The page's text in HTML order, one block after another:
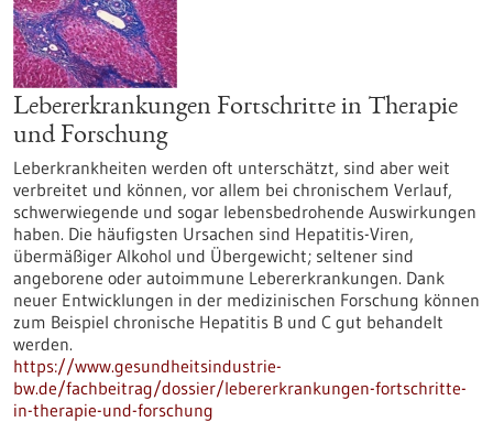
Lebererkrankungen Fortschritte in Therapie
und Forschung
Leberkrankheiten werden oft unterschätzt, sind aber weit
verbreitet und können, vor allem bei chronischem Verlauf,
schwerwiegende und sogar lebensbedrohende Auswirkungen
haben. Die häufigsten Ursachen sind Hepatitis-Viren,
übermäßiger Alkohol und Übergewicht; seltener sind
angeborene oder autoimmune Lebererkrankungen. Dank
neuer Entwicklungen in der medizinischen Forschung können
zum Beispiel chronische Hepatitis B und C gut behandelt
werden.
https://www.gesundheitsindustrie-
bw.de/fachbeitrag/dossier/lebererkrankungen-fortschritte-
in-therapie-und-forschung